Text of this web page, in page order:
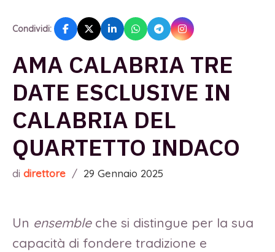
Condividi:
AMA CALABRIA TRE
DATE ESCLUSIVE IN
CALABRIA DEL
QUARTETTO INDACO
di direttore / 29 Gennaio 2025
Un ensemble che si distingue per la sua
capacità di fondere tradizione e